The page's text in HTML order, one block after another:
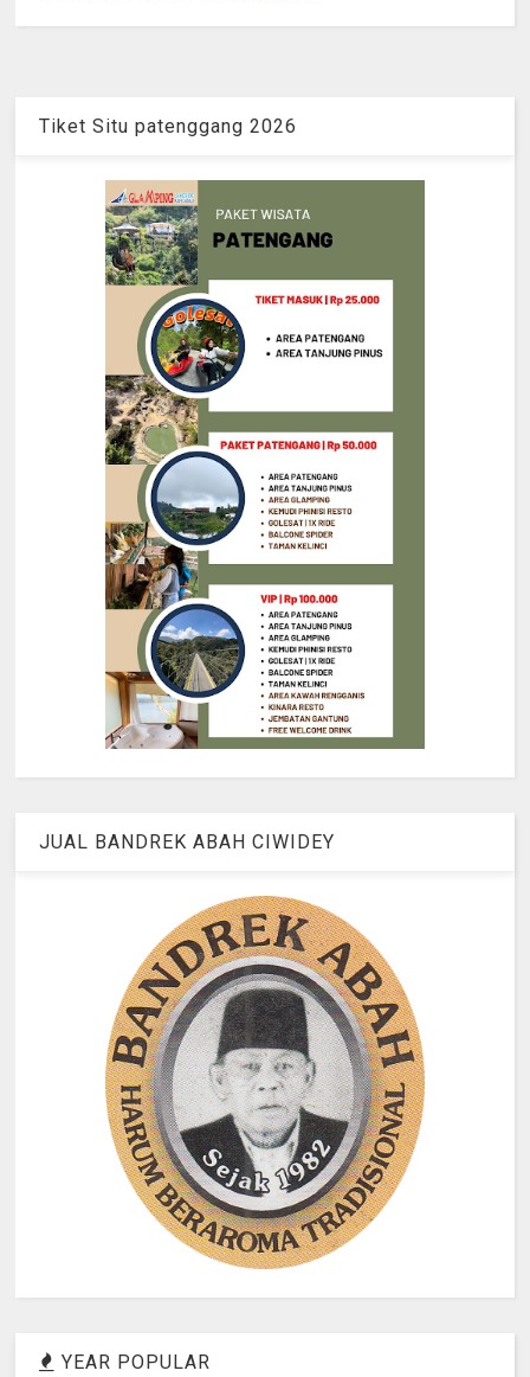
Tiket Situ patenggang 2026
JUAL BANDREK ABAH CIWIDEY
YEAR POPULAR